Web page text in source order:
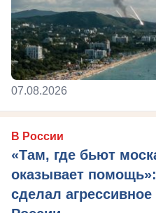
07.08.2026
В России
«Там, где бьют
оказывает
сделал